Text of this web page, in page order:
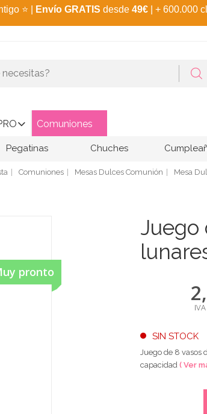
⭐ Envío GRATIS desde 49€ | + 600.000
Comuniones
Pegatinas Chuches
Comuniones Mesas Dulces Comunión Mesa
pronto
Juego
SIN STOCK
Juego de 8
capacidad ( Ver